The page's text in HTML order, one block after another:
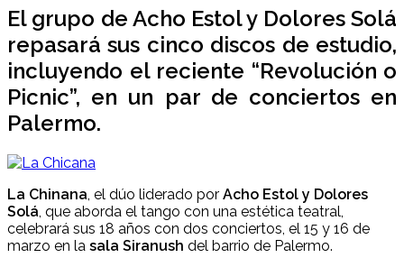
El grupo de Acho Estol y Dolores Solá
repasará sus cinco discos de estudio,
incluyendo el reciente “Revolución o
Picnic”, en un par de conciertos en
Palermo.
La Chinana , el dúo liderado por Acho Estol y Dolores
Solá , que aborda el tango con una estética teatral,
celebrará sus 18 años con dos conciertos, el 15 y 16 de
marzo en la sala Siranush del barrio de Palermo.